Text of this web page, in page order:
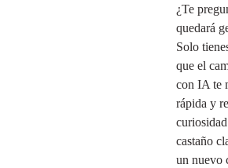
¿Te
quedará
Solo
que el
con IA te
rápida y
castaño
un nuevo